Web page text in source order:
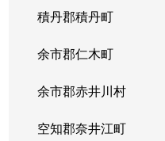
積丹郡積丹町
余市郡仁木町
余市郡赤井川村
空知郡奈井江町